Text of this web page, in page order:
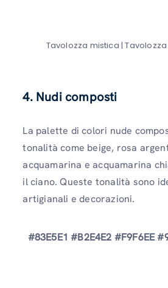
Tavolozza mistica |
4. Nudi composti
La palette di colori nude
tonalità come beige, rosa
acquamarina e acquamarina
il ciano. Queste tonalità sono
artigianali e decorazioni.
#83E5E1 #B2E4E2 #F9F6EE